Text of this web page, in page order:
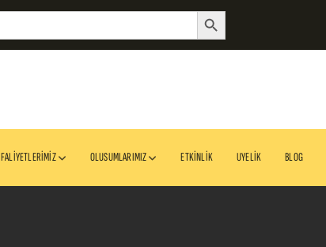
Search Button
FALIYETLERIMIZ OLUSUMLARIMIZ ETKINLIK UYELIK BLOG